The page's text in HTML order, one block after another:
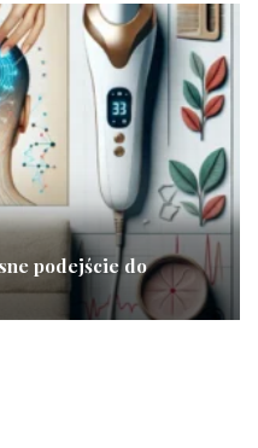
podejście do